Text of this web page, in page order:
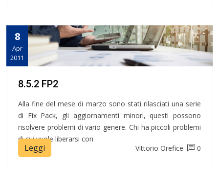
8
Apr
2011
8.5.2 FP2
Alla fine del mese di marzo sono stati rilasciati una serie
di Fix Pack, gli aggiornamenti minori, questi possono
risolvere problemi di vario genere. Chi ha piccoli problemi
di cui vuole liberarsi con
Leggi Vittorio Orefice 0